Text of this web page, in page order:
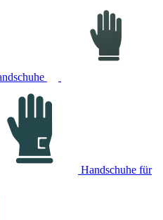
Handschuhe für